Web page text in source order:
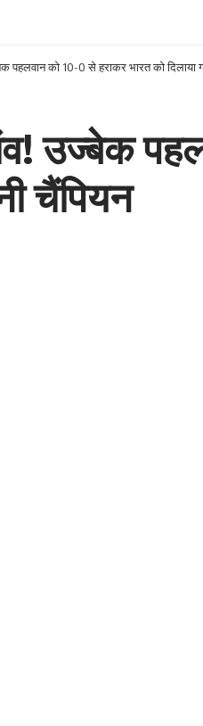
पहलवान को 10-0 से हराकर भारत को दिलाया
उज्बेक
चैंपियन